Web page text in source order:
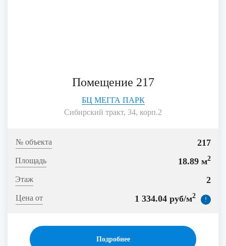
Помещение 217
БЦ МЕГГА ПАРК
Сибирский тракт, 34, корп.2
217
18.89 м2
2
1 334.04 руб/м2 !
Подробнее